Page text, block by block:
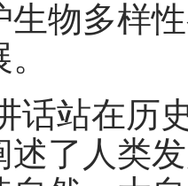
生物多样
话站在历
述了人类